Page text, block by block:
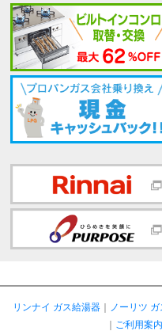
リンナイ ガス給湯器｜ ノーリツ
｜ ご利用案内